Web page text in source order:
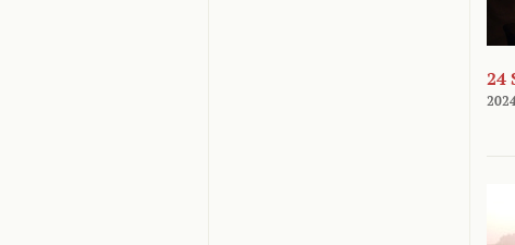
24